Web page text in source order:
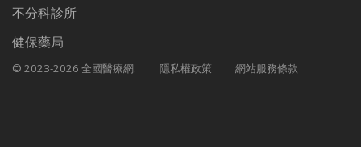
不分科診所
健保藥局
© 2023-2026 全國醫療網. 隱私權政策 網站服務條款